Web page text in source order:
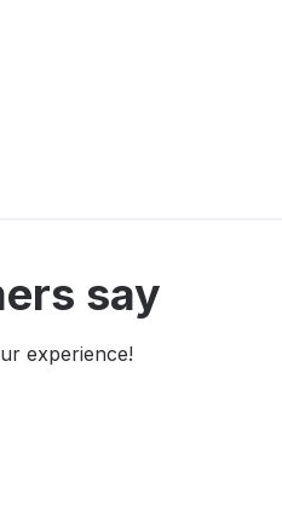
say
experience!